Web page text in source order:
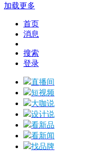
加载更多
首页
消息
搜索
登录
直播间
短视频
大咖说
设计说
看新品
看新闻
找品牌